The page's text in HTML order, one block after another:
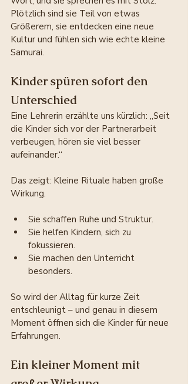
Plötzlich sind sie Teil von etwas
Größerem, sie entdecken eine neue
Kultur und fühlen sich wie echte kleine
Samurai.
Kinder spüren sofort den
Unterschied
Eine Lehrerin erzählte uns kürzlich: „Seit
die Kinder sich vor der Partnerarbeit
verbeugen, hören sie viel besser
aufeinander.“
Das zeigt: Kleine Rituale haben große
Wirkung.
Sie schaffen Ruhe und Struktur.
Sie helfen Kindern, sich zu
fokussieren.
Sie machen den Unterricht
besonders.
So wird der Alltag für kurze Zeit
entschleunigt – und genau in diesem
Moment öffnen sich die Kinder für neue
Erfahrungen.
Ein kleiner Moment mit